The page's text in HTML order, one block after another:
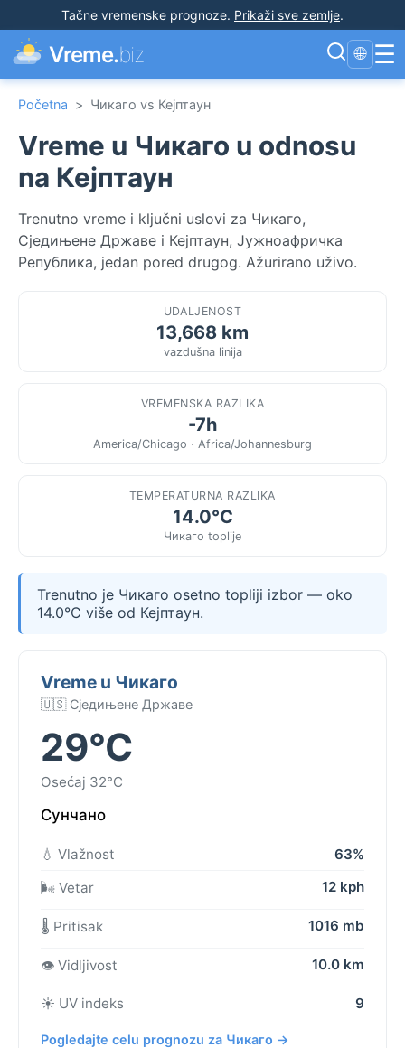
Tačne vremenske prognoze. Prikaži sve zemlje.
Vreme.biz 🌐 ☰
Početna > Чикаго vs Кејптаун
Vreme u Чикаго u odnosu
na Кејптаун
Trenutno vreme i ključni uslovi za Чикаго,
Сједињене Државе i Кејптаун, Јужноафричка
Република, jedan pored drugog. Ažurirano uživo.
UDALJENOST
13,668 km
vazdušna linija
VREMENSKA RAZLIKA
-7h
America/Chicago · Africa/Johannesburg
TEMPERATURNA RAZLIKA
14.0°C
Чикаго toplije
Trenutno je Чикаго osetno topliji izbor — oko
14.0°C više od Кејптаун.
Vreme u Чикаго
🇺🇸 Сједињене Државе
29°C
Osećaj 32°C
Сунчано
💧 Vlažnost
63%
🌬️ Vetar
12 kph
🌡️ Pritisak 1016 mb
👁️ Vidljivost 10.0 km
☀️ UV indeks 9
Pogledajte celu prognozu za Чикаго →